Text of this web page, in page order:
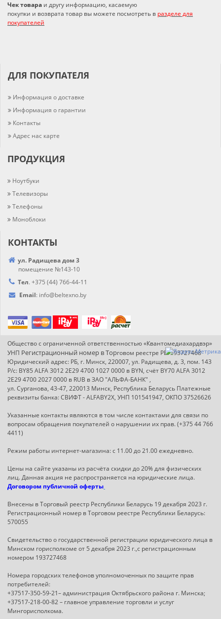
Чек товара и другу информацию, касаемую
покупки и возврата товар вы можете посмотреть в разделе для
покупателей
ДЛЯ ПОКУПАТЕЛЯ
Информация о доставке
Информация о гарантии
Контакты
Адрес нас карте
ПРОДУКЦИЯ
Ноутбуки
Телевизоры
Телефоны
Моноблоки
КОНТАКТЫ
ул. Радищева дом 3
помещение №143-10
Тел. +375 (44) 766-44-11
Email: info@beltexno.by
Общество с ограниченной ответственностью «Квантомедиахардвэр»
УНП Регистрационный номер в Торговом реестре РБ: 193727468
Юридический адрес: РБ, г. Минск, 220007, ул. Радищева, д. 3, пом. 143
Р/с: BY85 ALFA 3012 2E29 4700 1027 0000 в BYN, счёт BY70 ALFA 3012
2E29 4700 2027 0000 в RUB в ЗАО "АЛЬФА-БАНК" ,
ул. Сурганова, 43-47, 220013 Минск, Республика Беларусь Платежные
реквизиты банка: СВИФТ - ALFABY2X, УНП 101541947, ОКПО 37526626
Указанные контакты являются в том числе контактами для связи по
вопросам обращения покупателей о нарушении их прав. (+375 44 766
4411)
Режим работы интернет-магазина: с 11.00 до 21.00 ежедневно.
Цены на сайте указаны из расчёта скидки до 20% для физических
лиц. Данная акция не распространяется на юридические лица.
Договором публичной оферты
Внесены в Торговый реестр Республики Беларусь 19 декабря 2023 г.
Регистрационный номер в Торговом реестре Республики Беларусь:
570055
Свидетельство о государственной регистрации юридического лица в
Минском горисполкоме от 5 декабря 2023 г.,с регистрационным
номером 193727468
Номера городских телефонов уполномоченных по защите прав
потребителей:
+37517-350-59-21– администрация Октябрьского района г. Минска;
+37517-218-00-82 – главное управление торговли и услуг
Мингорисполкома.